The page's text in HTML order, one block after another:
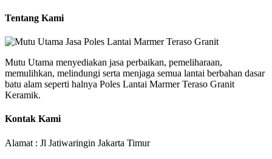
Tentang Kami
Mutu Utama menyediakan jasa perbaikan, pemeliharaan,
memulihkan, melindungi serta menjaga semua lantai berbahan dasar
batu alam seperti halnya Poles Lantai Marmer Teraso Granit
Keramik.
Kontak Kami
Alamat : Jl Jatiwaringin Jakarta Timur